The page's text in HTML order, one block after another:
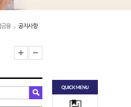
금융 공지사항